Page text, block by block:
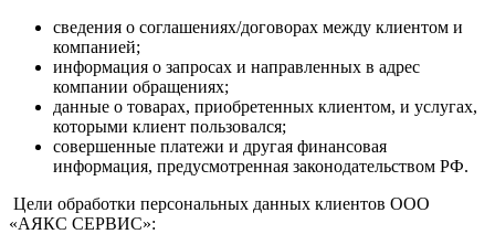
сведения о соглашениях/договорах между клиентом и
компанией;
информация о запросах и направленных в адрес
компании обращениях;
данные о товарах, приобретенных клиентом, и услугах,
которыми клиент пользовался;
совершенные платежи и другая финансовая
информация, предусмотренная законодательством РФ.
Цели обработки персональных данных клиентов ООО
«АЯКС СЕРВИС»: